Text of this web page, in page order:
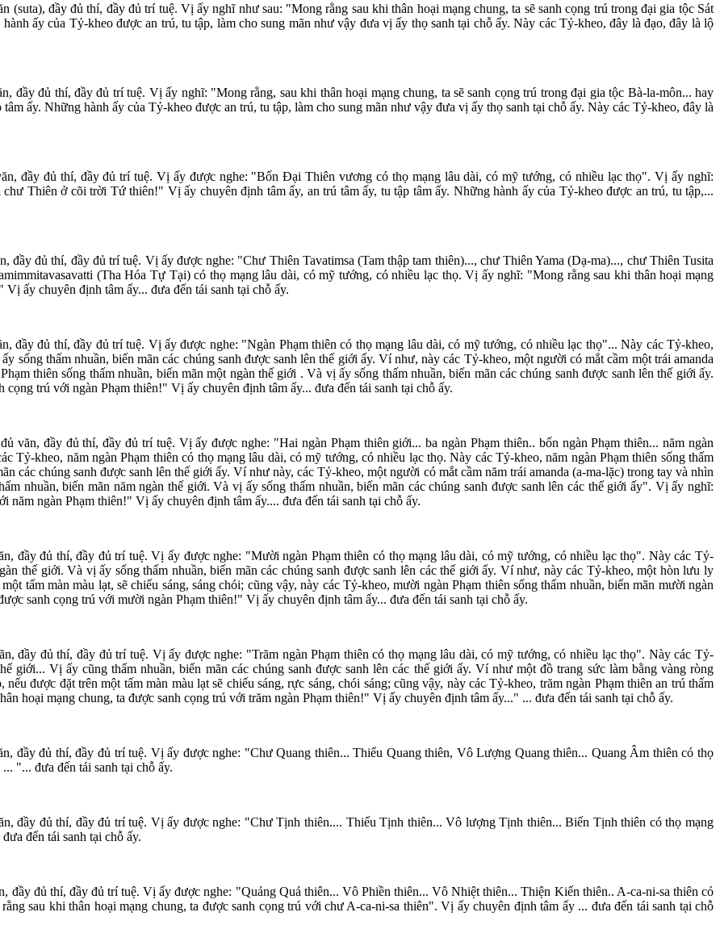
đầy đủ thí, đầy đủ trí tuệ. Vị ấy nghĩ như sau: "Mong rằng sau khi thân hoại mạng chung, ta sẽ sanh cọng trú trong đại gia tộc Sát
ấy của Tỷ-kheo được an trú, tu tập, làm cho sung mãn như vậy đưa vị ấy thọ sanh tại chỗ ấy. Này các Tỷ-kheo, đây là đạo, đây là lộ
đầy đủ thí, đầy đủ trí tuệ. Vị ấy nghĩ: "Mong rằng, sau khi thân hoại mạng chung, ta sẽ sanh cọng trú trong đại gia tộc Bà-la-môn... hay
ấy. Những hành ấy của Tỷ-kheo được an trú, tu tập, làm cho sung mãn như vậy đưa vị ấy thọ sanh tại chỗ ấy. Này các Tỷ-kheo, đây là
đầy đủ thí, đầy đủ trí tuệ. Vị ấy được nghe: "Bốn Ðại Thiên vương có thọ mạng lâu dài, có mỹ tướng, có nhiều lạc thọ". Vị ấy nghĩ:
Thiên ở cõi trời Tứ thiên!" Vị ấy chuyên định tâm ấy, an trú tâm ấy, tu tập tâm ấy. Những hành ấy của Tỷ-kheo được an trú, tu tập,...
đủ thí, đầy đủ trí tuệ. Vị ấy được nghe: "Chư Thiên Tavatimsa (Tam thập tam thiên)..., chư Thiên Yama (Dạ-ma)..., chư Thiên Tusita
(Tha Hóa Tự Tại) có thọ mạng lâu dài, có mỹ tướng, có nhiều lạc thọ. Vị ấy nghĩ: "Mong rằng sau khi thân hoại mạng
ấy chuyên định tâm ấy... đưa đến tái sanh tại chỗ ấy.
đầy đủ thí, đầy đủ trí tuệ. Vị ấy được nghe: "Ngàn Phạm thiên có thọ mạng lâu dài, có mỹ tướng, có nhiều lạc thọ"... Này các Tỷ-kheo,
sống thấm nhuần, biến mãn các chúng sanh được sanh lên thế giới ấy. Ví như, này các Tỷ-kheo, một người có mắt cầm một trái amanda
thiên sống thấm nhuần, biến mãn một ngàn thế giới . Và vị ấy sống thấm nhuần, biến mãn các chúng sanh được sanh lên thế giới ấy.
trú với ngàn Phạm thiên!" Vị ấy chuyên định tâm ấy... đưa đến tái sanh tại chỗ ấy.
văn, đầy đủ thí, đầy đủ trí tuệ. Vị ấy được nghe: "Hai ngàn Phạm thiên giới... ba ngàn Phạm thiên.. bốn ngàn Phạm thiên... năm ngàn
Tỷ-kheo, năm ngàn Phạm thiên có thọ mạng lâu dài, có mỹ tướng, có nhiều lạc thọ. Này các Tỷ-kheo, năm ngàn Phạm thiên sống thấm
các chúng sanh được sanh lên thế giới ấy. Ví như này, các Tỷ-kheo, một người có mắt cầm năm trái amanda (a-ma-lặc) trong tay và nhìn
nhuần, biến mãn năm ngàn thế giới. Và vị ấy sống thấm nhuần, biến mãn các chúng sanh được sanh lên các thế giới ấy". Vị ấy nghĩ:
năm ngàn Phạm thiên!" Vị ấy chuyên định tâm ấy.... đưa đến tái sanh tại chỗ ấy.
đầy đủ thí, đầy đủ trí tuệ. Vị ấy được nghe: "Mười ngàn Phạm thiên có thọ mạng lâu dài, có mỹ tướng, có nhiều lạc thọ". Này các Tỷ-
thế giới. Và vị ấy sống thấm nhuần, biến mãn các chúng sanh được sanh lên các thế giới ấy. Ví như, này các Tỷ-kheo, một hòn lưu ly
tấm màn màu lạt, sẽ chiếu sáng, sáng chói; cũng vậy, này các Tỷ-kheo, mười ngàn Phạm thiên sống thấm nhuần, biến mãn mười ngàn
sanh cọng trú với mười ngàn Phạm thiên!" Vị ấy chuyên định tâm ấy... đưa đến tái sanh tại chỗ ấy.
đầy đủ thí, đầy đủ trí tuệ. Vị ấy được nghe: "Trăm ngàn Phạm thiên có thọ mạng lâu dài, có mỹ tướng, có nhiều lạc thọ". Này các Tỷ-
giới... Vị ấy cũng thấm nhuần, biến mãn các chúng sanh được sanh lên các thế giới ấy. Ví như một đồ trang sức làm bằng vàng ròng
được đặt trên một tấm màn màu lạt sẽ chiếu sáng, rực sáng, chói sáng; cũng vậy, này các Tỷ-kheo, trăm ngàn Phạm thiên an trú thấm
hoại mạng chung, ta được sanh cọng trú với trăm ngàn Phạm thiên!" Vị ấy chuyên định tâm ấy..." ... đưa đến tái sanh tại chỗ ấy.
đầy đủ thí, đầy đủ trí tuệ. Vị ấy được nghe: "Chư Quang thiên... Thiểu Quang thiên, Vô Lượng Quang thiên... Quang Âm thiên có thọ
"... đưa đến tái sanh tại chỗ ấy.
đầy đủ thí, đầy đủ trí tuệ. Vị ấy được nghe: "Chư Tịnh thiên.... Thiểu Tịnh thiên... Vô lượng Tịnh thiên... Biến Tịnh thiên có thọ mạng
đến tái sanh tại chỗ ấy.
đầy đủ thí, đầy đủ trí tuệ. Vị ấy được nghe: "Quảng Quả thiên... Vô Phiền thiên... Vô Nhiệt thiên... Thiện Kiến thiên.. A-ca-ni-sa thiên có
sau khi thân hoại mạng chung, ta được sanh cọng trú với chư A-ca-ni-sa thiên". Vị ấy chuyên định tâm ấy ... đưa đến tái sanh tại chỗ